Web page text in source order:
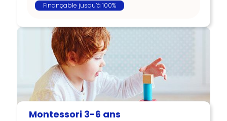
Finançable jusqu’à 100%
Montessori 3-6 ans